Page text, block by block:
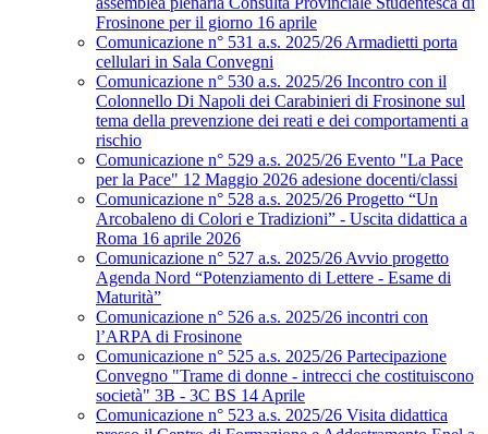
Frosinone per il giorno 16 aprile
Comunicazione n° 531 a.s. 2025/26 Armadietti porta
cellulari in Sala Convegni
Comunicazione n° 530 a.s. 2025/26 Incontro con il
Colonnello Di Napoli dei Carabinieri di Frosinone sul
tema della prevenzione dei reati e dei comportamenti a
rischio
Comunicazione n° 529 a.s. 2025/26 Evento "La Pace
per la Pace" 12 Maggio 2026 adesione docenti/classi
Comunicazione n° 528 a.s. 2025/26 Progetto “Un
Arcobaleno di Colori e Tradizioni” - Uscita didattica a
Roma 16 aprile 2026
Comunicazione n° 527 a.s. 2025/26 Avvio progetto
Agenda Nord “Potenziamento di Lettere - Esame di
Maturità”
Comunicazione n° 526 a.s. 2025/26 incontri con
l’ARPA di Frosinone
Comunicazione n° 525 a.s. 2025/26 Partecipazione
Convegno "Trame di donne - intrecci che costituiscono
società" 3B - 3C BS 14 Aprile
Comunicazione n° 523 a.s. 2025/26 Visita didattica